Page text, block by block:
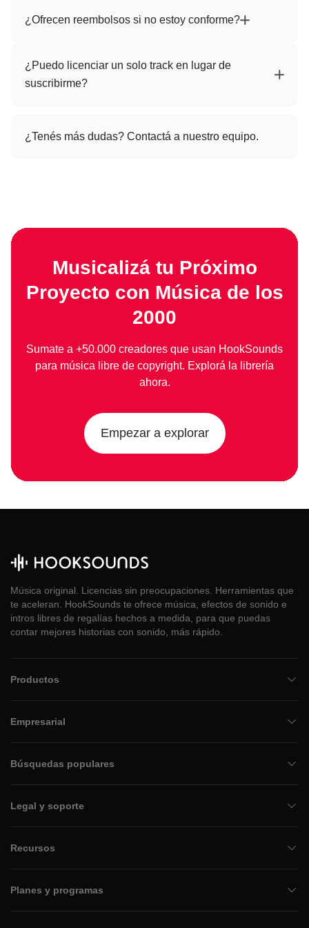
vida de ese contenido. Solo no podés descargar tracks nuevos ni usarlos en
proyectos nuevos después de cancelar.
¿Ofrecen reembolsos si no estoy conforme?
dinero — sin preguntas.
¿Puedo licenciar un solo track en lugar de
suscribirme?
¿Tenés más dudas? Contactá a nuestro equipo.
Musicalizá tu Próximo
Proyecto con Música de los
2000
Sumate a +50.000 creadores que usan HookSounds
para música libre de copyright. Explorá la librería
ahora.
Empezar a explorar
Música original. Licencias sin preocupaciones. Herramientas que
te aceleran. HookSounds te ofrece música, efectos de sonido e
intros libres de regalías hechos a medida, para que puedas
contar mejores historias con sonido, más rápido.
Productos
Empresarial
Búsquedas populares
Legal y soporte
Recursos
Planes y programas